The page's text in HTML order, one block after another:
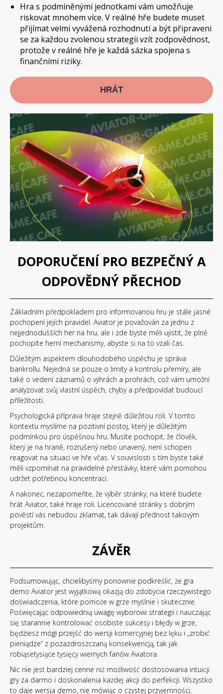
Hra s podmíněnými jednotkami vám umožňuje
riskovat mnohem více. V reálné hře budete muset
přijímat velmi vyvážená rozhodnutí a být připraveni
se za každou zvolenou strategii vzít zodpovědnost,
protože v reálné hře je každá sázka spojena s
finančními riziky.
HRÁT
DOPORUČENÍ PRO BEZPEČNÝ A
ODPOVĚDNÝ PŘECHOD
Základním předpokladem pro informovanou hru je stále jasné
pochopení jejích pravidel. Aviator je považován za jednu z
nejjednodušších her na hru, ale i zde byste měli ujistit, že plně
pochopíte herní mechanismy, abyste si na to vzali čas.
Důležitým aspektem dlouhodobého úspěchu je správa
bankrollu. Nejedná se pouze o limity a kontrolu přemíry, ale
také o vedení záznamů o výhrách a prohrách, což vám umožní
analyzovat svůj vlastní úspěch, chyby a předpovídat budoucí
příležitosti.
Psychologická příprava hraje stejně důležitou roli. V tomto
kontextu myslíme na pozitivní postoj, který je důležitým
podmínkou pro úspěšnou hru. Musíte pochopit, že člověk,
který je na hraně, rozrušený nebo unavený, není schopen
reagovat na situaci ve hře včas. V souvislosti s tím byste také
měli vzpomínat na pravidelné přestávky, které vám pomohou
udržet potřebnou koncentraci.
A nakonec, nezapomeňte, že výběr stránky, na které budete
hrát Aviator, také hraje roli. Licencované stránky s dobrým
pověstí vás nebudou zklamat, tak dávají přednost takovým
projektům.
ZÁVĚR
Podsumowując, chcielibyśmy ponownie podkreślić, że gra
demo Aviator jest wyjątkową okazją do zdobycia rzeczywistego
doświadczenia, które pomoże w grze myślnie i skutecznie.
Poświęcając odpowiednią uwagę wyborowi strategii i nauczając
się starannie kontrolować osobiste sukcesy i błędy w grze,
będziesz mógł przejść do wersji komercyjnej bez lęku i „zrobić
pieniądze“ z pozazdroszczaną konsekwencją, tak jak
robiąsetysiące tysięcy wiernych fanów Aviatora.
Nic nie jest bardziej cenne niż możliwość dostosowania intuicji
gry za darmo i doskonalenia każdej akcji do perfekcji. Wszystko
to daje wersja demo, nie mówiąc o czystej przyjemności,